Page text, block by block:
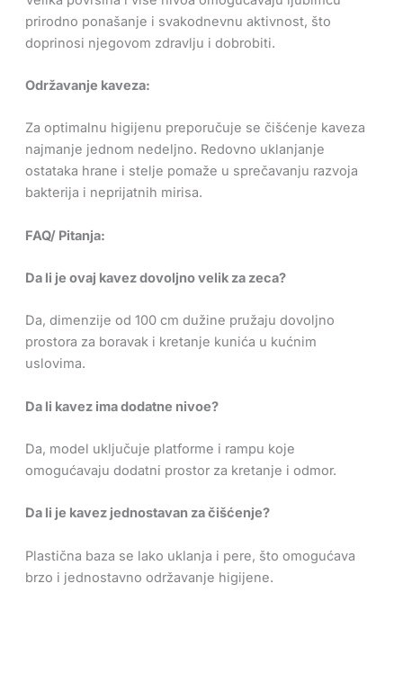
prirodno ponašanje i svakodnevnu aktivnost, što
doprinosi njegovom zdravlju i dobrobiti.
Održavanje kaveza:
Za optimalnu higijenu preporučuje se čišćenje kaveza
najmanje jednom nedeljno. Redovno uklanjanje
ostataka hrane i stelje pomaže u sprečavanju razvoja
bakterija i neprijatnih mirisa.
FAQ/ Pitanja:
Da li je ovaj kavez dovoljno velik za zeca?
Da, dimenzije od 100 cm dužine pružaju dovoljno
prostora za boravak i kretanje kunića u kućnim
uslovima.
Da li kavez ima dodatne nivoe?
Da, model uključuje platforme i rampu koje
omogućavaju dodatni prostor za kretanje i odmor.
Da li je kavez jednostavan za čišćenje?
Plastična baza se lako uklanja i pere, što omogućava
brzo i jednostavno održavanje higijene.